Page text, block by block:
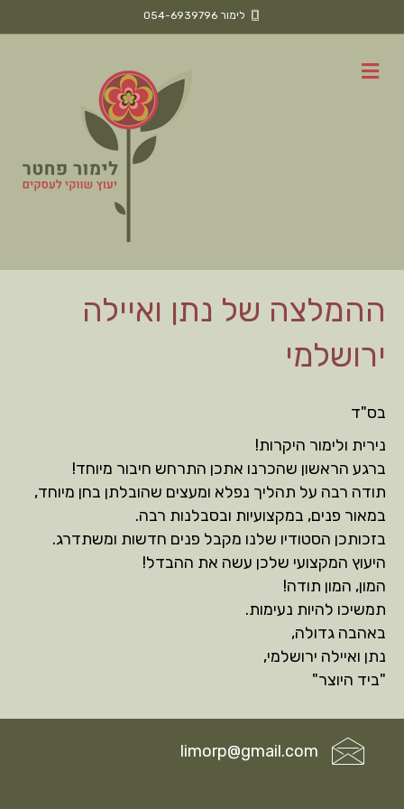
לימור 054-6939796
ת
פ
ההמלצה של נתן ואיילה
ירושלמי
בס"ד
נירית ולימור היקרות!
ברגע הראשון שהכרנו אתכן התרחש חיבור מיוחד!
תודה רבה על תהליך נפלא ומעצים שהובלתן בחן מיוחד,
במאור פנים, במקצועיות ובסבלנות רבה.
בזכותכן הסטודיו שלנו מקבל פנים חדשות ומשתדרג.
היעוץ המקצועי שלכן עשה את ההבדל!
המון, המון תודה!
תמשיכו להיות נעימות.
באהבה גדולה,
נתן ואיילה ירושלמי,
"ביד היוצר"
limorp@gmail.com